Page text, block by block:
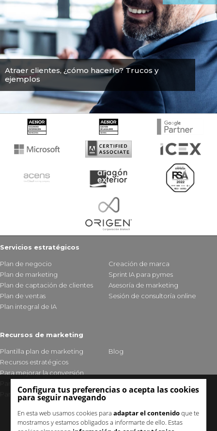
Configura tus preferencias o acepta las cookies
para seguir navegando
En esta web usamos cookies para adaptar el contenidoque te
mostramos y estamos obligados a informarte de ello. Estas
Atraer clientes, ¿cómo hacerlo? Trucos y
ejemplos
Servicios estratégicos
Plan de negocio
Plan de marketing
Plan de captación de clientes
Plan de ventas
Plan integral de IA
Creación de marca
Sprint IA para pymes
Asesoría de marketing
Sesión de consultoría online
Recursos de marketing
Plantilla plan de marketing
Recursos estratégicos
Para mejorar la conversión
Para mejorar tu visibilidad
Blog